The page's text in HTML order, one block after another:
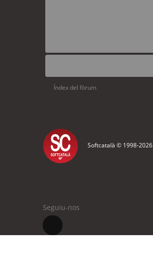
Índex del fòrum
Softcatalà © 1998-2026
Seguiu-nos